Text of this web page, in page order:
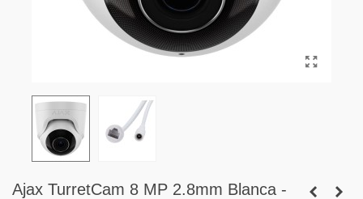
Ajax TurretCam 8 MP 2.8mm Blanca -